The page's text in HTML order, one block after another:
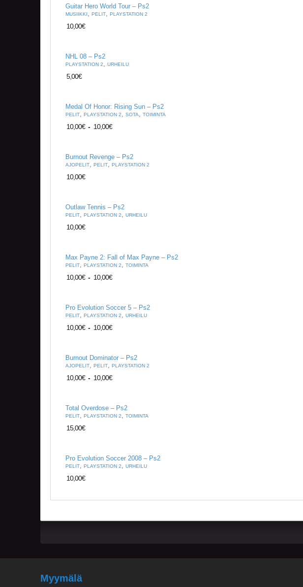
Guitar Hero World Tour – Ps2
MUSIIKKI, PELIT, PLAYSTATION 2
10,00€
NHL 08 – Ps2
PLAYSTATION 2, URHEILU
5,00€
Medal Of Honor: Rising Sun – Ps2
PELIT, PLAYSTATION 2, SOTA, TOIMINTA
10,00€ - 10,00€
Burnout Revenge – Ps2
AJOPELIT, PELIT, PLAYSTATION 2
10,00€
Outlaw Tennis – Ps2
PELIT, PLAYSTATION 2, URHEILU
10,00€
Max Payne 2: Fall of Max Payne – Ps2
PELIT, PLAYSTATION 2, TOIMINTA
10,00€ - 10,00€
Pro Evolution Soccer 5 – Ps2
PELIT, PLAYSTATION 2, URHEILU
10,00€ - 10,00€
Burnout Dominator – Ps2
AJOPELIT, PELIT, PLAYSTATION 2
10,00€ - 10,00€
Total Overdose – Ps2
PELIT, PLAYSTATION 2, TOIMINTA
15,00€
Pro Evolution Soccer 2008 – Ps2
PELIT, PLAYSTATION 2, URHEILU
10,00€
Myymälä